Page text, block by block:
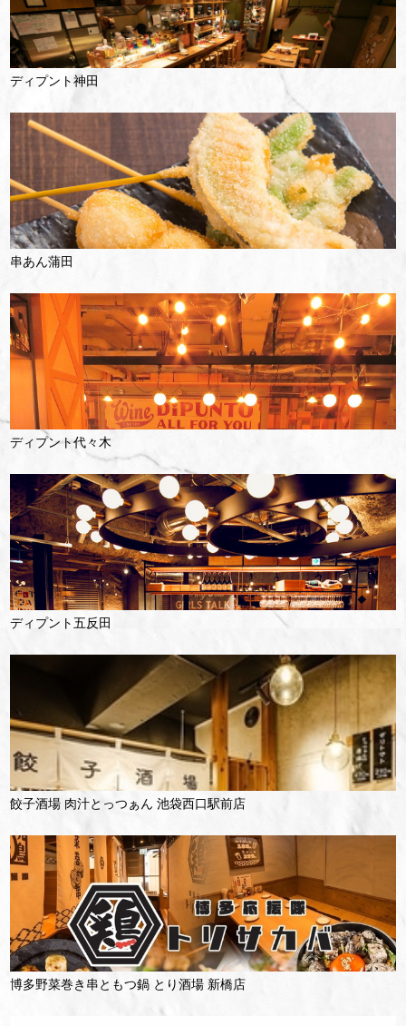
ディプント神田
串あん蒲田
ディプント代々木
ディプント五反田
餃子酒場 肉汁とっつぁん 池袋西口駅前店
博多野菜巻き串ともつ鍋 とり酒場 新橋店